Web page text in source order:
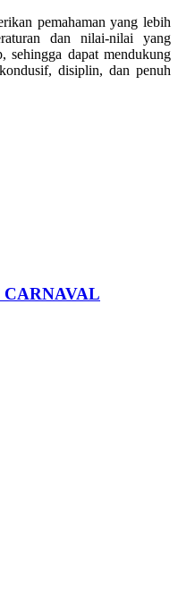
pemahaman yang lebih
dan nilai-nilai yang
dapat mendukung
disiplin, dan penuh